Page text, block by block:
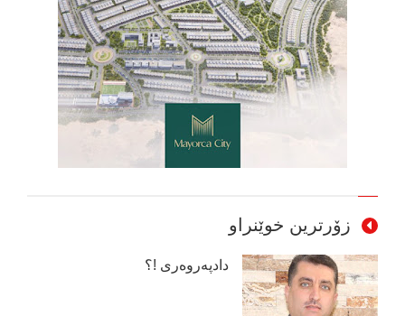
زۆرترین خوێنراو
دادپەروەری !؟